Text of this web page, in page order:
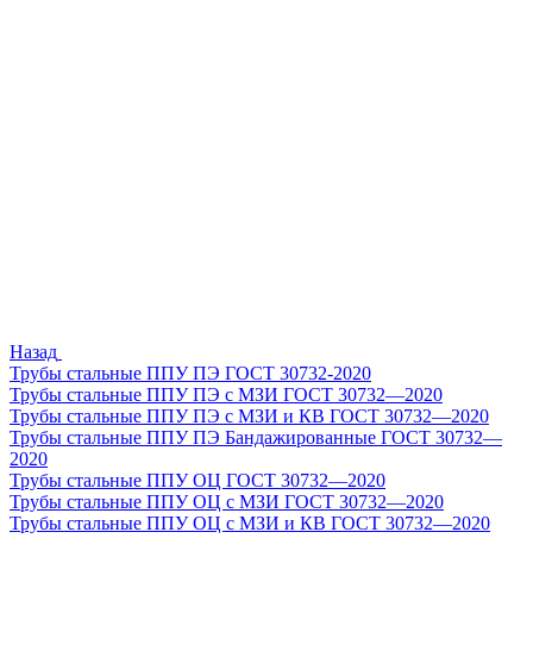
Назад
Трубы стальные ППУ ПЭ ГОСТ 30732-2020
Трубы стальные ППУ ПЭ с МЗИ ГОСТ 30732—2020
Трубы стальные ППУ ПЭ с МЗИ и КВ ГОСТ 30732—2020
Трубы стальные ППУ ПЭ Бандажированные ГОСТ 30732—
2020
Трубы стальные ППУ ОЦ ГОСТ 30732—2020
Трубы стальные ППУ ОЦ с МЗИ ГОСТ 30732—2020
Трубы стальные ППУ ОЦ с МЗИ и КВ ГОСТ 30732—2020